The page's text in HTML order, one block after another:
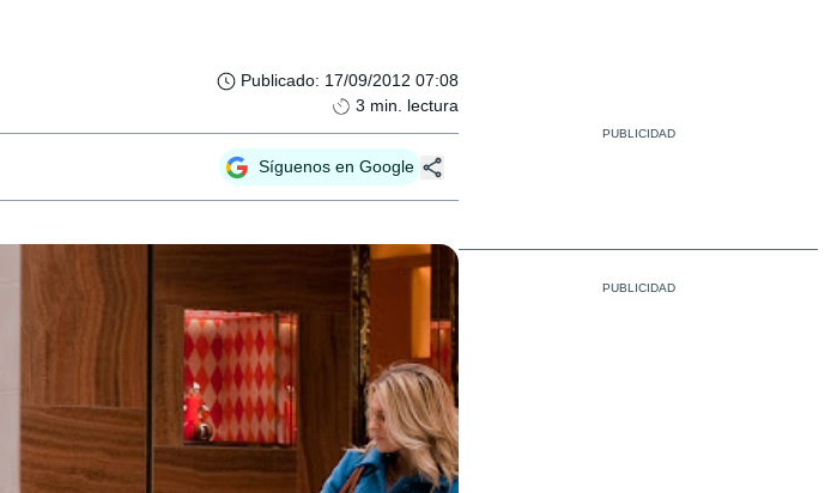
Publicado: 17/09/2012 07:08
3 min. lectura
Síguenos en Google